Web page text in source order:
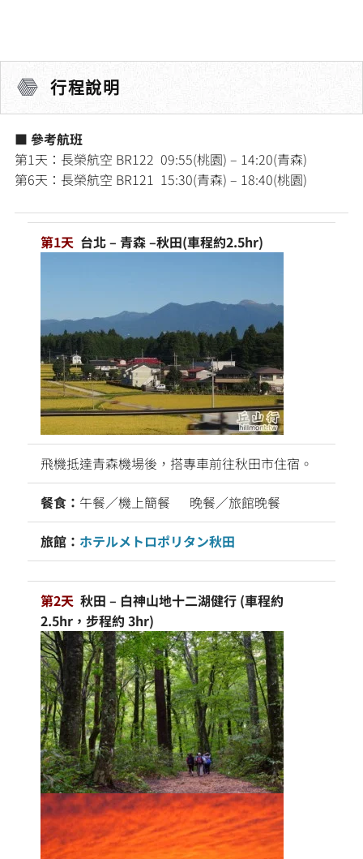
行程說明
■ 參考航班
第1天：長榮航空 BR122 09:55(桃園) – 14:20(青森)
第6天：長榮航空 BR121 15:30(青森) – 18:40(桃園)
第1天 台北 – 青森 –秋田(車程約2.5hr)
飛機抵達青森機場後，搭專車前往秋田市住宿。
餐食： 午餐／機上簡餐
晚餐／旅館晚餐
旅館： ホテルメトロポリタン秋田
第2天 秋田 – 白神山地十二湖健行 (車程約
2.5hr，步程約 3hr)